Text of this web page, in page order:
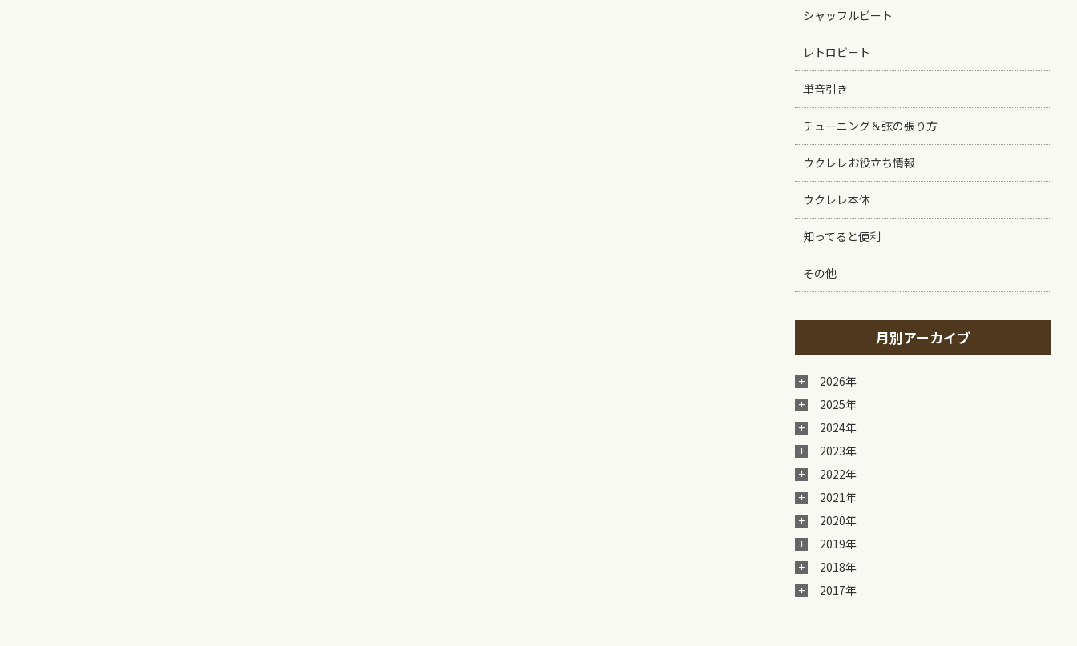
シャッフルビート
レトロビート
単音引き
チューニング＆弦の張り方
ウクレレお役立ち情報
ウクレレ本体
知ってると便利
その他
月別アーカイブ
2026年
2025年
2024年
2023年
2022年
2021年
2020年
2019年
2018年
2017年